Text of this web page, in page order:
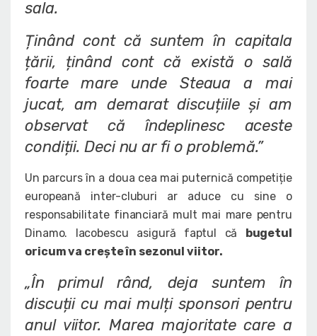
sala.
Ținând cont că suntem în capitala
țării, ținând cont că există o sală
foarte mare unde Steaua a mai
jucat, am demarat discuțiile și am
observat că îndeplinesc aceste
condiții. Deci nu ar fi o problemă.”
Un parcurs în a doua cea mai puternică competiție
europeană inter-cluburi ar aduce cu sine o
responsabilitate financiară mult mai mare pentru
Dinamo. Iacobescu asigură faptul că
bugetul
oricum va crește în sezonul viitor.
„În primul rând, deja suntem în
discuții cu mai mulți sponsori pentru
anul viitor. Marea majoritate care a